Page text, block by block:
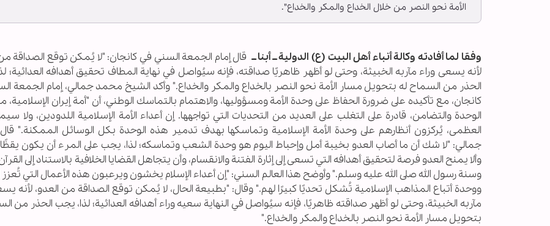
الأمة نحو النصر من خلال الخداع والمكر والخداع".
وفقا لما أفادته وكالة أنباء أهل البيت (ع) الدولية ــ أبنا ــ قال إمام الجمعة السني في كانجان: "لا يُمكن توقع الصداقة
لأنه يسعى وراء مآربه الخبيثة، وحتى لو أظهر ظاهريًا صداقته، فإنه سيُواصل في نهاية المطاف تحقيق أهدافه العدائية؛
الحذر من السماح له بتحويل مسار الأمة نحو النصر بالخداع والمكر والخداع." وأكد الشيخ محمد جمالي، إمام الجمعة
كانجان، مع تأكيده على ضرورة الحفاظ على وحدة الأمة ومسؤوليها، والاهتمام بالتماسك الوطني، أن "أمة إيران الإسلامية،
الوحدة والتضامن، قادرة على التغلب على العديد من التحديات التي تواجهها. إن أعداء الأمة الإسلامية اللدودين، ولا
العظمى، يُركزون أنظارهم على وحدة الأمة الإسلامية وتماسكها بهدف تدمير هذه الوحدة بكل الوسائل الممكنة."
جمالي: "لا شك أن ما أصاب العدو بخيبة أمل وإحباط اليوم هو وحدة الشعب وتماسكه؛ لذا، يجب على المرء أن يكون يقظًا
وألا يمنح العدو فرصة لتحقيق أهدافه التي تسعى إلى إثارة الفتنة والانقسام، وأن يتجاهل القضايا الخلافية بالاستناد إلى
وسنة رسول الله صلى الله عليه وسلم." وأوضح هذا العالم السني: "إن أعداء الإسلام يخشون ويرعبون هذه الأعمال التي تُعزز
ووحدة أتباع المذاهب الإسلامية تُشكل تحديًا كبيرًا لهم." وقال: "بطبيعة الحال، لا يُمكن توقع الصداقة من العدو، لأنه
مآربه الخبيثة، وحتى لو أظهر صداقته ظاهريًا، فإنه سيُواصل في النهاية سعيه وراء أهدافه العدائية؛ لذا، يجب الحذر من
بتحويل مسار الأمة نحو النصر بالخداع والمكر والخداع."